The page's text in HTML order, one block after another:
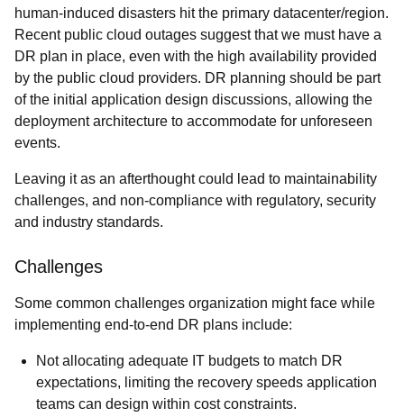
human-induced disasters hit the primary datacenter/region.
Recent public cloud outages suggest that we must have a
DR plan in place, even with the high availability provided
by the public cloud providers. DR planning should be part
of the initial application design discussions, allowing the
deployment architecture to accommodate for unforeseen
events.
Leaving it as an afterthought could lead to maintainability
challenges, and non-compliance with regulatory, security
and industry standards.
Challenges
Some common challenges organization might face while
implementing end-to-end DR plans include:
Not allocating adequate IT budgets to match DR
expectations, limiting the recovery speeds application
teams can design within cost constraints.